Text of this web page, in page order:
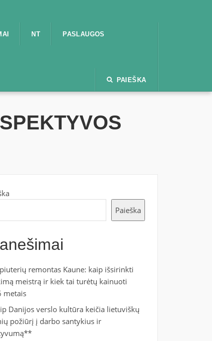
NT PASLAUGOS
PAIEŠKA
Paieška
remontas Kaune: kaip išsirinkti
meistrą ir kiek tai turėtų kainuoti
metais
Danijos verslo kultūra keičia lietuviškų
požiūrį į darbo santykius ir